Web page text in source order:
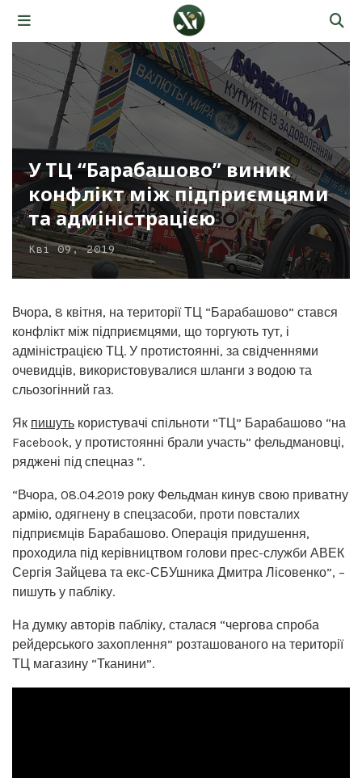
У ТЦ “Барабашово” виник
конфлікт між підприємцями
та адміністрацією
Кві 09, 2019
Вчора, 8 квітня, на території ТЦ “Барабашово” стався
конфлікт між підприємцями, що торгують тут, і
адміністрацією ТЦ. У протистоянні, за свідченнями
очевидців, використовувалися шланги з водою та
сльозогінний газ.
Як пишуть користувачі спільноти “ТЦ” Барабашово “на
Facebook, у протистоянні брали участь” фельдмановці,
ряджені під спецназ “.
“Вчора, 08.04.2019 року Фельдман кинув свою приватну
армію, одягнену в спецзасоби, проти повсталих
підприємців Барабашово. Операція придушення,
проходила під керівництвом голови прес-служби АВЕК
Сергія Зайцева та екс-СБУшника Дмитра Лісовенко”, –
пишуть у пабліку.
На думку авторів пабліку, сталася “чергова спроба
рейдерського захоплення” розташованого на території
ТЦ магазину “Тканини”.